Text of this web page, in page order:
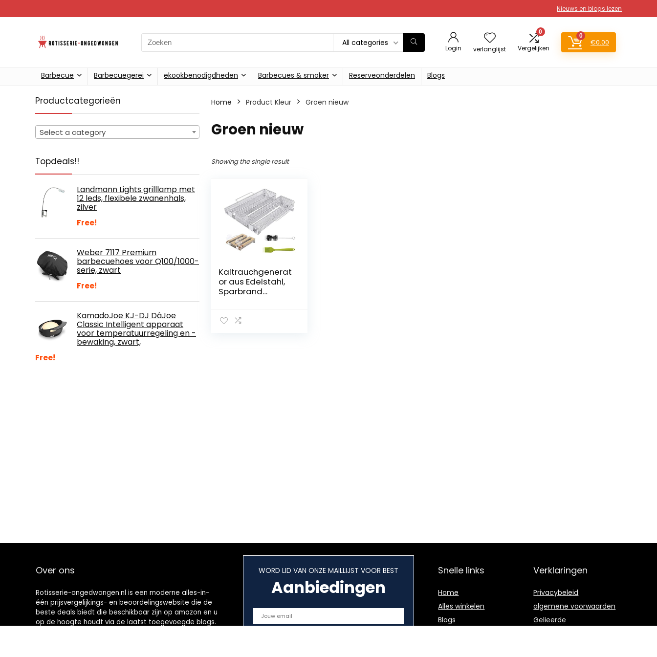
Nieuws en blogs lezen
Search
for:
All categories
Login verlanglijst
0
Vergelijken
0
€0.00
Barbecue Barbecuegerei ekookbenodigdheden Barbecues & smoker Reserveonderdelen Blogs
Productcategorieën
Select a category
Topdeals!!
Landmann Lights grilllamp met
12 leds, flexibele zwanenhals,
zilver
Free!
Weber 7117 Premium
barbecuehoes voor Q100/1000-
serie, zwart
Free!
KamadoJoe KJ-DJ DâJoe
Classic Intelligent apparaat
voor temperatuurregeling en -
bewaking, zwart,
Free!
Home Product Kleur ‎Groen nieuw
‎Groen nieuw
Showing the single result
Kaltrauchgenerat
or aus Edelstahl,
Sparbrand
Kalträuchern,
Over ons
Rotisserie-ongedwongen.nl is een moderne alles-in-
één prijsvergelijkings- en beoordelingswebsite die de
beste deals biedt die beschikbaar zijn op amazon en u
op de hoogte houdt via de laatst toegevoegde blogs.
WORD LID VAN ONZE MAILLIJST VOOR BEST
Aanbiedingen
Snelle links
Home
Alles winkelen
Blogs
Verklaringen
Privacybeleid
algemene voorwaarden
Gelieerde
openbaarmaking